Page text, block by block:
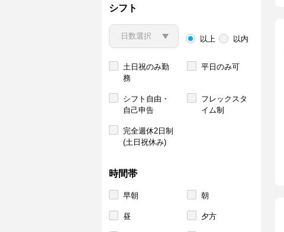
シフト
以上 以内
土日祝のみ勤
務
平日のみ可
シフト自由・
自己申告
フレックスタ
イム制
完全週休2日制
(土日祝休み)
時間帯
早朝 朝
昼 夕方